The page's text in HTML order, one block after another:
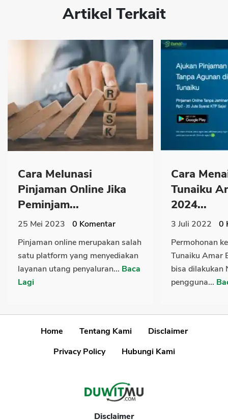
Artikel Terkait
Cara Melunasi
Pinjaman Online Jika
Peminjam...
25 Mei 2023 0 Komentar
Pinjaman online merupakan salah
satu platform yang menyediakan
layanan utang penyaluran... Baca
Lagi
Cara
Tunaiku
2024...
3 Juli 2022 0
Permohonan
Tunaiku Amar
bisa dilakukan
pengguna...
Home Tentang Kami
Disclaimer
Privacy Policy
Hubungi Kami
Disclaimer